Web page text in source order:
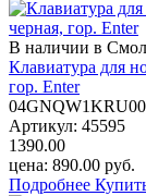
В наличии в
Клавиатура для
гор. Enter
Артикул: 45595
1390.00
цена: 890.00 руб.
Подробнее